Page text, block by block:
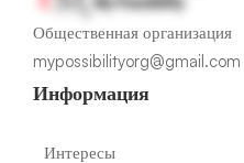
Общественная организация
mypossibilityorg@gmail.com
Информация
Интересы